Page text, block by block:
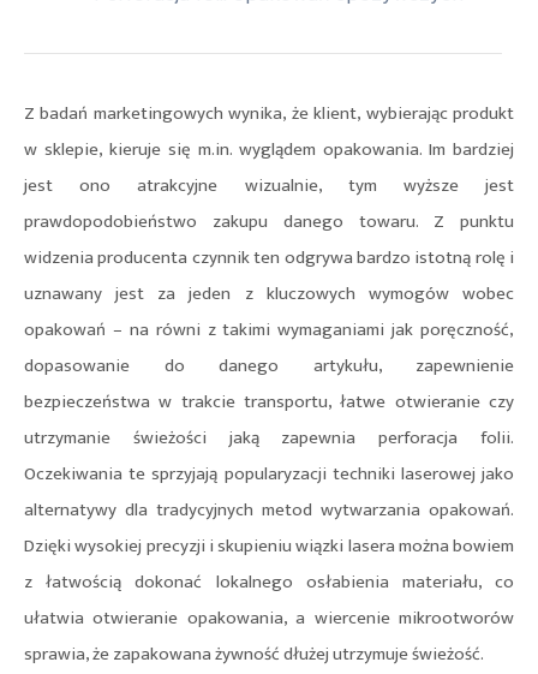
Z badań marketingowych wynika, że klient, wybierając produkt
w sklepie, kieruje się m.in. wyglądem opakowania. Im bardziej
jest ono atrakcyjne wizualnie, tym wyższe jest
prawdopodobieństwo zakupu danego towaru. Z punktu
widzenia producenta czynnik ten odgrywa bardzo istotną rolę i
uznawany jest za jeden z kluczowych wymogów wobec
opakowań – na równi z takimi wymaganiami jak poręczność,
dopasowanie do danego artykułu, zapewnienie
bezpieczeństwa w trakcie transportu, łatwe otwieranie czy
utrzymanie świeżości jaką zapewnia perforacja folii.
Oczekiwania te sprzyjają popularyzacji techniki laserowej jako
alternatywy dla tradycyjnych metod wytwarzania opakowań.
Dzięki wysokiej precyzji i skupieniu wiązki lasera można bowiem
z łatwością dokonać lokalnego osłabienia materiału, co
ułatwia otwieranie opakowania, a wiercenie mikrootworów
sprawia, że zapakowana żywność dłużej utrzymuje świeżość.